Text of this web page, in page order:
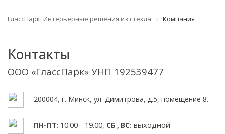
ГлассПарк. Интерьерные решения из стекла Компания
Контакты
ООО «ГлассПарк» УНП 192539477
200004, г. Минск, ул. Димитрова, д.5, помещение 8.
ПН-ПТ: 10.00 - 19.00, СБ , ВС: выходной